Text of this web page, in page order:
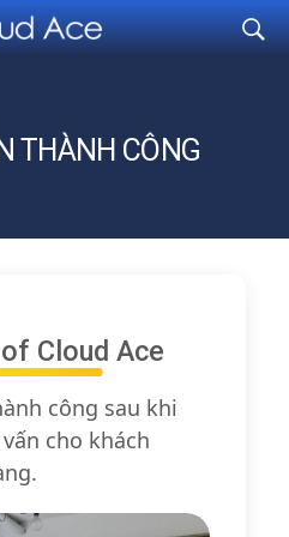
THÀNH CÔNG
Cloud Ace
công sau khi
cho khách